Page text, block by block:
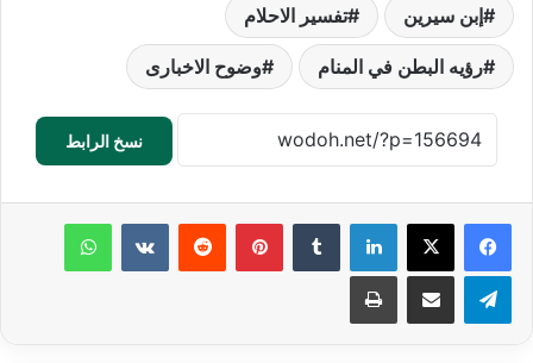
إبن سيرين تفسير الاحلام
رؤيه البطن في المنام وضوح الاخبارى
نسخ الرابط
لينكدإن بينتيريست